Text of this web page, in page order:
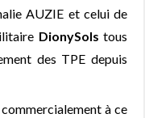
AUZIE et celui de
DionySols tous
des TPE depuis
à ce